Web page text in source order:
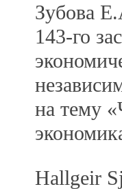
Зубова
143-го
на тему
Hallgeir